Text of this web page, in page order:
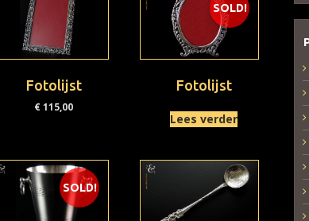
Fotolijst
€115,00
SOLD!
Fotolijst
Lees verder
SOLD!